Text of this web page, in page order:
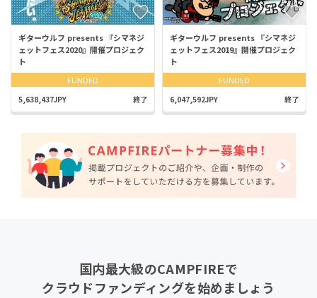
ギターウルフ presents 『シマネジ
ェットフェス2020』開催プロジェク
ト
FUNDED
5,638,437JPY 終了
ギターウルフ presents 『シマネジ
ェットフェス2019』開催プロジェク
ト
FUNDED
6,047,592JPY 終了
国内最大級のCAMPFIREで
クラウドファンディングを始めましょう